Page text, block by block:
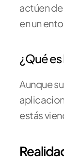
actúen
en un
¿Qué
Aunque
estás